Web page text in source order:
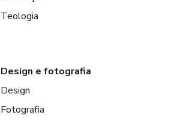
Teologia
Design e fotografia
Design
Fotografia